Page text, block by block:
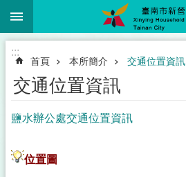
跳到主要內容區塊
:::
首頁 本所簡介 交通位置資訊
交通位置資訊
鹽水辦公處交通位置資訊
位置圖